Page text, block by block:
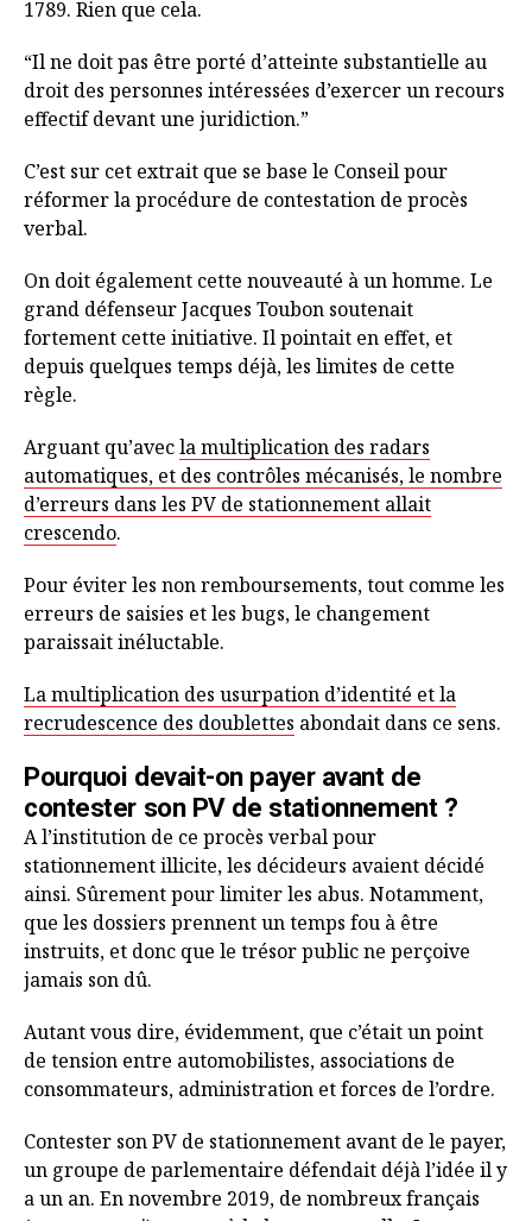
1789. Rien que cela.
“Il ne doit pas être porté d’atteinte substantielle au
droit des personnes intéressées d’exercer un recours
effectif devant une juridiction.”
C’est sur cet extrait que se base le Conseil pour
réformer la procédure de contestation de procès
verbal.
On doit également cette nouveauté à un homme. Le
grand défenseur Jacques Toubon soutenait
fortement cette initiative. Il pointait en effet, et
depuis quelques temps déjà, les limites de cette
règle.
Arguant qu’avecla multiplication des radars
automatiques, et des contrôles mécanisés, le nombre
d’erreurs dans les PV de stationnement allait
crescendo.
Pour éviter les non remboursements, tout comme les
erreurs de saisies et les bugs, le changement
paraissait inéluctable.
La multiplication des usurpation d’identité et la
recrudescence des doublettes abondait dans ce sens.
Pourquoi devait-on payer avant de
contester son PV de stationnement ?
A l’institution de ce procès verbal pour
stationnement illicite, les décideurs avaient décidé
ainsi. Sûrement pour limiter les abus. Notamment,
que les dossiers prennent un temps fou à être
instruits, et donc que le trésor public ne perçoive
jamais son dû.
Autant vous dire, évidemment, que c’était un point
de tension entre automobilistes, associations de
consommateurs, administration et forces de l’ordre.
Contester son PV de stationnement avant de le payer,
un groupe de parlementaire défendait déjà l’idée il y
a un an. En novembre 2019, de nombreux français